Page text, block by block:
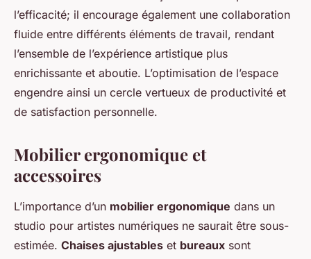
l’efficacité; il encourage également une collaboration
fluide entre différents éléments de travail, rendant
l’ensemble de l’expérience artistique plus
enrichissante et aboutie. L’optimisation de l’espace
engendre ainsi un cercle vertueux de productivité et
de satisfaction personnelle.
Mobilier ergonomique et
accessoires
L’importance d’un mobilier ergonomique dans un
studio pour artistes numériques ne saurait être sous-
estimée. Chaises ajustables et bureaux sont